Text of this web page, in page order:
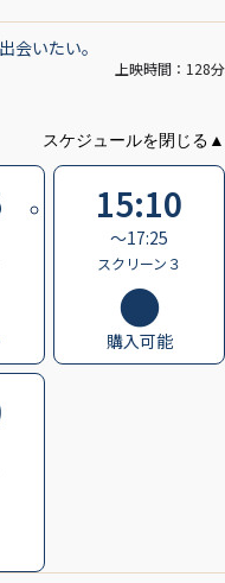
会いたい。
上映時間：128分
15:10
〜17:25
スクリーン３
購入可能